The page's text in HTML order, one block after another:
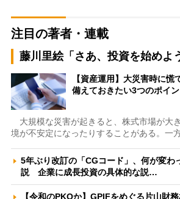
注目の著者・連載
藤川里絵「さあ、投資を始めよ
【資産運用】大災害時に慌
備えておきたい3つのポイ
大規模な災害が起きると、株式市場が大
境が不安定になったりすることがある。一
5年ぶり改訂の「CGコード」、何が変わ
説 企業に成長投資の具体的な説…
【令和のPKOか】GPIFをめぐる片山財